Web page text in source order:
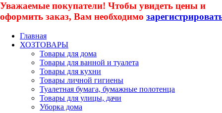
Уважаемые покупатели! Чтобы увидеть цены и
оформить заказ, Вам необходимо
Главная
ХОЗТОВАРЫ
Товары для дома
Товары для ванной и туалета
Товары для кухни
Товары личной гигиены
Туалетная бумага, бумажные полотенца
Товары для улицы, дачи
Уборка дома